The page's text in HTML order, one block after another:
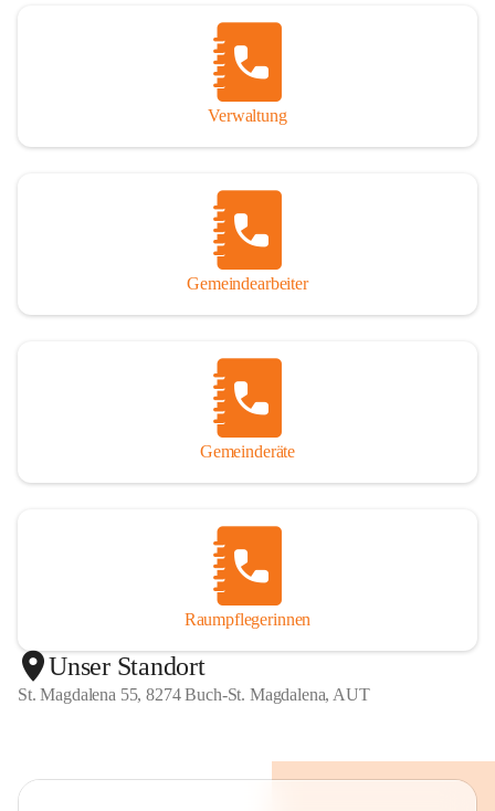
Verwaltung
Gemeindearbeiter
Gemeinderäte
Raumpflegerinnen
Unser Standort
St. Magdalena 55, 8274 Buch-St. Magdalena, AUT